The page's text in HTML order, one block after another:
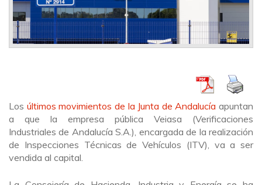
Los últimos movimientos de la Junta de Andalucía apuntan
a que la empresa pública Veiasa (Verificaciones
Industriales de Andalucía S.A.), encargada de la realización
de Inspecciones Técnicas de Vehículos (ITV), va a ser
vendida al capital.